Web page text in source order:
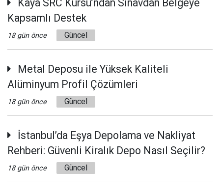
Kaya SRC Kursu’ndan Sınavdan Belgeye
Kapsamlı Destek
18 gün önce Güncel
Metal Deposu ile Yüksek Kaliteli
Alüminyum Profil Çözümleri
18 gün önce Güncel
İstanbul’da Eşya Depolama ve Nakliyat
Rehberi: Güvenli Kiralık Depo Nasıl Seçilir?
18 gün önce Güncel